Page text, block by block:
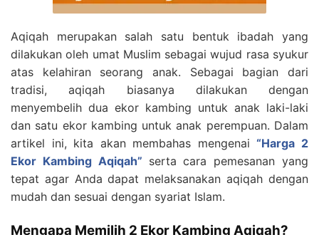
Aqiqah merupakan salah satu bentuk ibadah yang
dilakukan oleh umat Muslim sebagai wujud rasa syukur
atas kelahiran seorang anak. Sebagai bagian dari
tradisi, aqiqah biasanya dilakukan dengan
menyembelih dua ekor kambing untuk anak laki-laki
dan satu ekor kambing untuk anak perempuan. Dalam
artikel ini, kita akan membahas mengenai“Harga 2
Ekor Kambing Aqiqah” serta cara pemesanan yang
tepat agar Anda dapat melaksanakan aqiqah dengan
mudah dan sesuai dengan syariat Islam.
Mengapa Memilih 2 Ekor Kambing Aqiqah?